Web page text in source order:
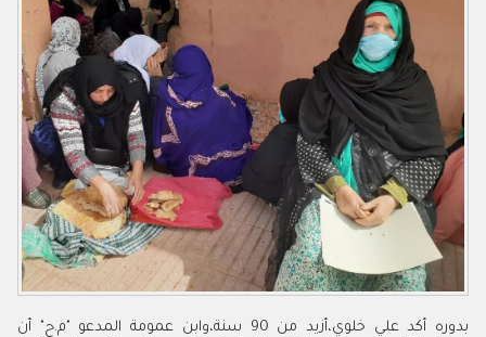
بدوره أكد علي خلوي،أزيد من 90 سنة،وابن عمومة المدعو "م.ح" أن